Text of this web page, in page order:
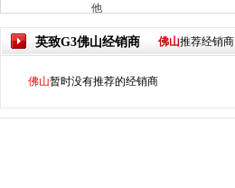
他
英致G3佛山经销商 佛山推荐经销商
佛山暂时没有推荐的经销商